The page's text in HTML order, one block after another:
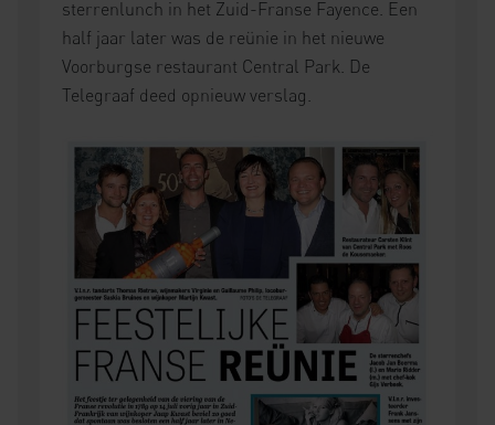
sterrenlunch in het Zuid-Franse Fayence. Een
half jaar later was de reünie in het nieuwe
Voorburgse restaurant Central Park. De
Telegraaf deed opnieuw verslag.